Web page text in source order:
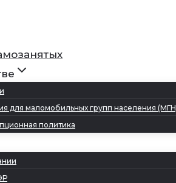
для маломобильных групп населения
политика